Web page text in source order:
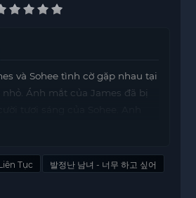
và Sohee tình cờ gặp nhau tại
Ánh mắt của James đã bị
nối đặc biệt và quyết định
chuyện, James nhận ra rằng
Tục 발정난 남녀 - 너무 하고 싶어